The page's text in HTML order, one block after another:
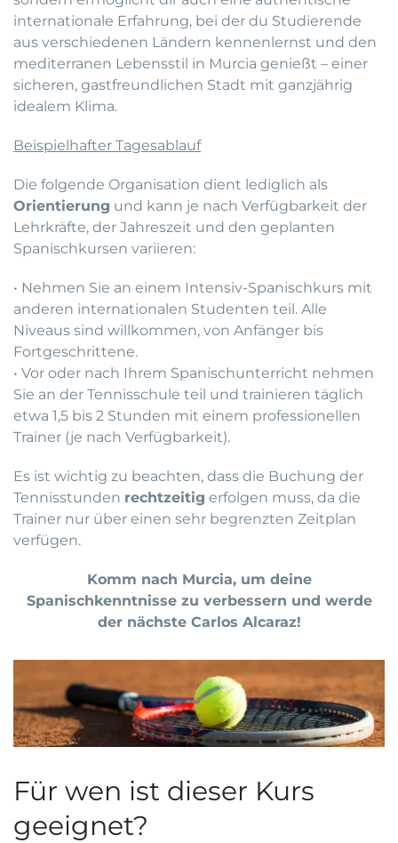
internationale Erfahrung, bei der du Studierende
aus verschiedenen Ländern kennenlernst und den
mediterranen Lebensstil in Murcia genießt – einer
sicheren, gastfreundlichen Stadt mit ganzjährig
idealem Klima.
Beispielhafter Tagesablauf
Die folgende Organisation dient lediglich als
Orientierung und kann je nach Verfügbarkeit der
Lehrkräfte, der Jahreszeit und den geplanten
Spanischkursen variieren:
• Nehmen Sie an einem Intensiv-Spanischkurs mit
anderen internationalen Studenten teil. Alle
Niveaus sind willkommen, von Anfänger bis
Fortgeschrittene.
• Vor oder nach Ihrem Spanischunterricht nehmen
Sie an der Tennisschule teil und trainieren täglich
etwa 1,5 bis 2 Stunden mit einem professionellen
Trainer (je nach Verfügbarkeit).
Es ist wichtig zu beachten, dass die Buchung der
Tennisstunden rechtzeitig erfolgen muss, da die
Trainer nur über einen sehr begrenzten Zeitplan
verfügen.
Komm nach Murcia, um deine
Spanischkenntnisse zu verbessern und werde
der nächste Carlos Alcaraz!
Für wen ist dieser Kurs
geeignet?